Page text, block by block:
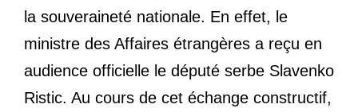
la souveraineté nationale. En effet, le
ministre des Affaires étrangères a reçu en
audience officielle le député serbe Slavenko
Ristic. Au cours de cet échange constructif,